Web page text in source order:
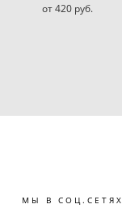
от 420 pуб.
МЫ В СОЦ.СЕТЯХ